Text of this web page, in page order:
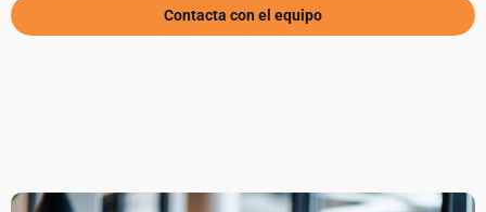
Contacta con el equipo